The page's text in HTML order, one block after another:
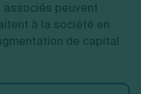
associés peuvent
à la société en
de capital